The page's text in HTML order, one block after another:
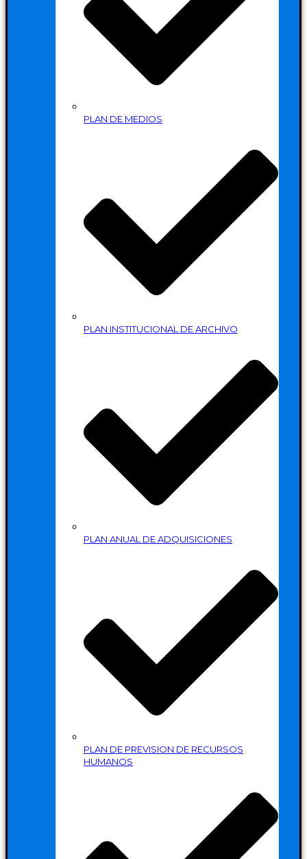
PLAN DE MEDIOS
PLAN INSTITUCIONAL DE ARCHIVO
PLAN ANUAL DE ADQUISICIONES
PLAN DE PREVISION DE RECURSOS
HUMANOS